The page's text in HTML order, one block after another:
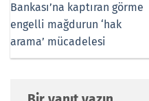
Bankası’na kaptıran görme
engelli mağdurun ‘hak
arama’ mücadelesi